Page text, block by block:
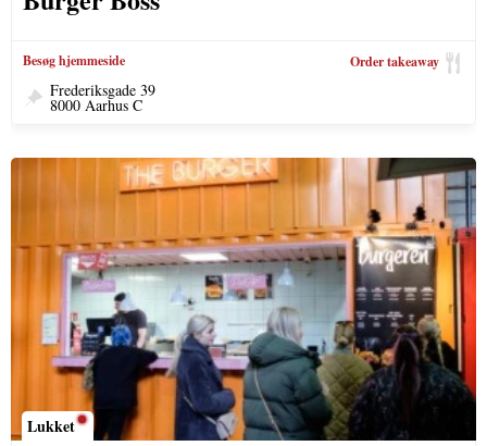
Besøg hjemmeside Order takeaway
Frederiksgade 39
8000 Aarhus C
Lukket